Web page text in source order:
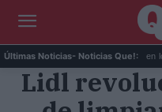
Últimas Noticias- Noticias Que!:
Kit Connor será Cíclope en los X-
Lidl